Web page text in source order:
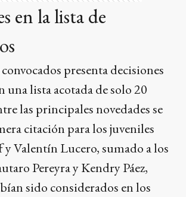
en la lista de
presenta decisiones
una lista acotada de solo 20
las principales novedades se
citación para los juveniles
y Valentín Lucero, sumado a los
Pereyra y Kendry Páez,
sido considerados en los